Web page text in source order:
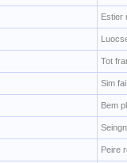
Estier
Tot
Sim
Bem
Peire